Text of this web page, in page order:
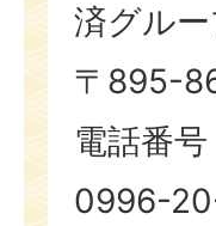
済グル
〒895-
電話番
0996-